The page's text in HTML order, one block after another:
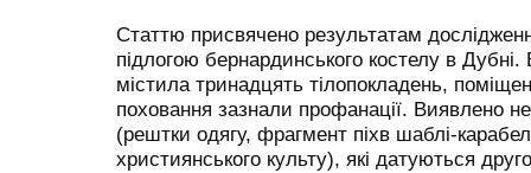
Статтю присвячено результатам
підлогою бернардинського костелу в
містила тринадцять тілопокладень,
поховання зазнали профанації. Виявлено
(рештки одягу, фрагмент піхв шаблі-
християнського культу), які датуються